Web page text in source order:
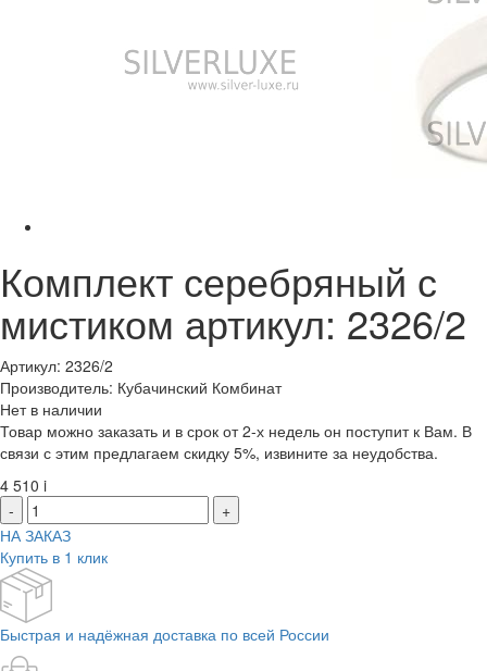
Комплект серебряный с
мистиком артикул: 2326/2
Артикул: 2326/2
Производитель: Кубачинский Комбинат
Нет в наличии
Товар можно заказать и в срок от 2-х недель он поступит к Вам. В
связи с этим предлагаем скидку 5%, извините за неудобства.
4 510 i
-
+
НА ЗАКАЗ
Купить в 1 клик
Быстрая и надёжная доставка по всей России